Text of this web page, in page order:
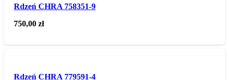
Rdzeń CHRA 758351-9
750,00zł
Rdzeń CHRA 779591-4